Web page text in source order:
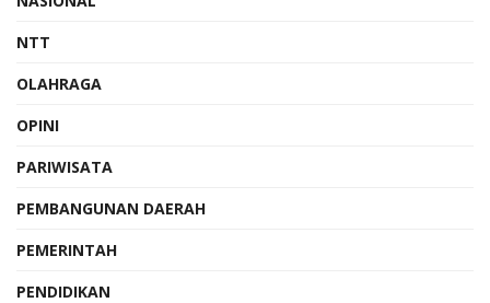
NTT
OLAHRAGA
OPINI
PARIWISATA
PEMBANGUNAN DAERAH
PEMERINTAH
PENDIDIKAN